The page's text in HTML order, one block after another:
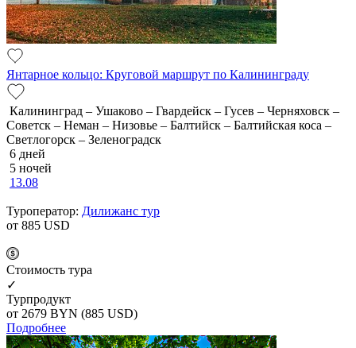
Янтарное кольцо: Круговой маршрут по Калининграду
Калининград – Ушаково – Гвардейск – Гусев – Черняховск –
Советск – Неман – Низовье – Балтийск – Балтийская коса –
Светлогорск – Зеленоградск
6 дней
5 ночей
13.08
Туроператор: Дилижанс тур
от 885 USD
Cтоимость тура
✓
Турпродукт
от 2679 BYN (885 USD)
Подробнее